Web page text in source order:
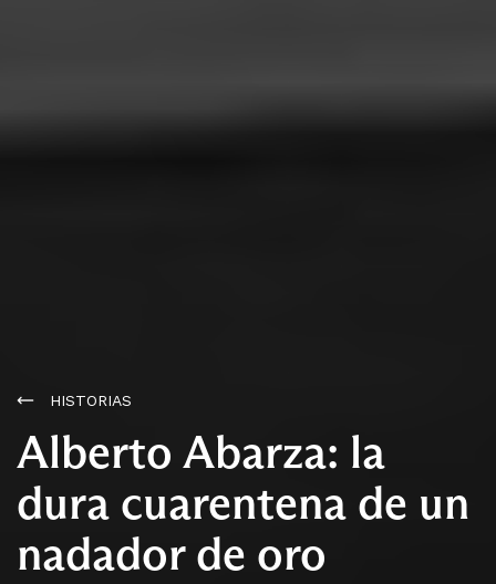
HISTORIAS
Alberto Abarza: la
dura cuarentena de un
nadador de oro